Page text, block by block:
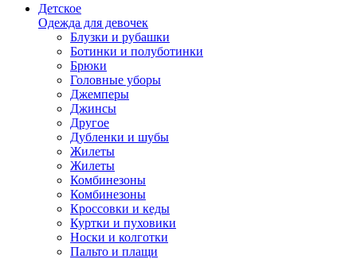
Детское
Одежда для девочек
Блузки и рубашки
Ботинки и полуботинки
Брюки
Головные уборы
Джемперы
Джинсы
Другое
Дубленки и шубы
Жилеты
Жилеты
Комбинезоны
Комбинезоны
Кроссовки и кеды
Куртки и пуховики
Носки и колготки
Пальто и плащи